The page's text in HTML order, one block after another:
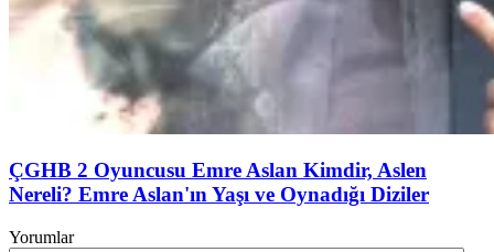
ÇGHB 2 Oyuncusu Emre Aslan Kimdir, Aslen
Nereli? Emre Aslan'ın Yaşı ve Oynadığı Diziler
Yorumlar